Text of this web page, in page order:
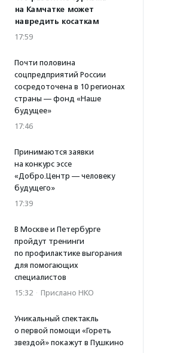
на Камчатке может
навредить косаткам
17:59
Почти половина
соцпредприятий России
сосредоточена в 10 регионах
страны — фонд «Наше
будущее»
17:46
Принимаются заявки
на конкурс эссе
«Добро.Центр — человеку
будущего»
17:39
В Москве и Петербурге
пройдут тренинги
по профилактике выгорания
для помогающих
специалистов
15:32 · Прислано НКО
Уникальный спектакль
о первой помощи «Гореть
звездой» покажут в Пушкино